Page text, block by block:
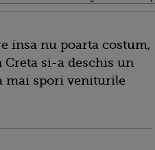
insa nu poarta costum,
si-a deschis un
mai spori veniturile